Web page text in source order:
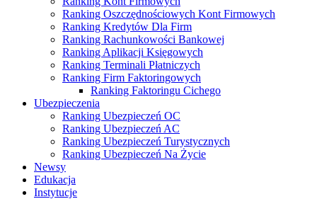
Ranking Oszczędnościowych Kont Firmowych
Ranking Kredytów Dla Firm
Ranking Rachunkowości Bankowej
Ranking Aplikacji Księgowych
Ranking Terminali Płatniczych
Ranking Firm Faktoringowych
Ranking Faktoringu Cichego
Ubezpieczenia
Ranking Ubezpieczeń OC
Ranking Ubezpieczeń AC
Ranking Ubezpieczeń Turystycznych
Ranking Ubezpieczeń Na Życie
Newsy
Edukacja
Instytucje